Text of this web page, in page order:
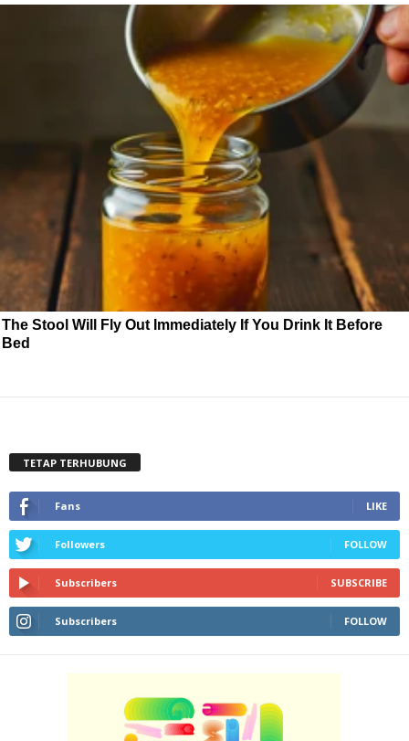
The Stool Will Fly Out Immediately If You Drink It Before
Bed
TETAP TERHUBUNG
Fans LIKE
Followers FOLLOW
Subscribers SUBSCRIBE
Subscribers FOLLOW